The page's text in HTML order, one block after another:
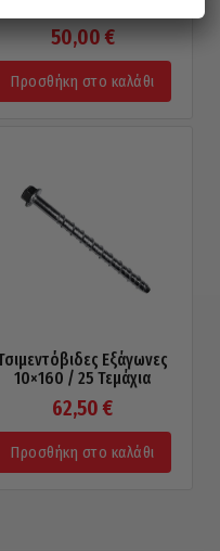
50,00€
Προσθήκη στο καλάθι
Εξάγωνες
10×160 / 25 Τεμάχια
62,50€
Προσθήκη στο καλάθι